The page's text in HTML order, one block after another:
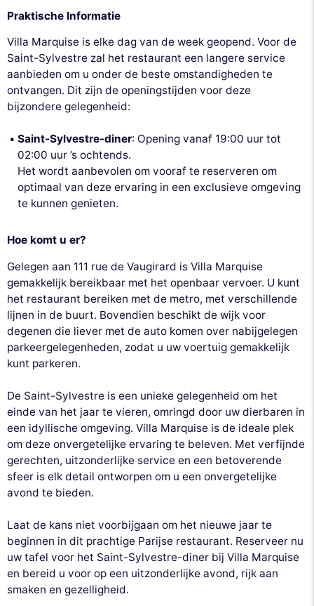
Praktische Informatie
Villa Marquise is elke dag van de week geopend. Voor de
Saint-Sylvestre zal het restaurant een langere service
aanbieden om u onder de beste omstandigheden te
ontvangen. Dit zijn de openingstijden voor deze
bijzondere gelegenheid:
Saint-Sylvestre-diner: Opening vanaf 19:00 uur tot
02:00 uur ’s ochtends.
Het wordt aanbevolen om vooraf te reserveren om
optimaal van deze ervaring in een exclusieve omgeving
te kunnen genieten.
Hoe komt u er?
Gelegen aan 111 rue de Vaugirard is Villa Marquise
gemakkelijk bereikbaar met het openbaar vervoer. U kunt
het restaurant bereiken met de metro, met verschillende
lijnen in de buurt. Bovendien beschikt de wijk voor
degenen die liever met de auto komen over nabijgelegen
parkeergelegenheden, zodat u uw voertuig gemakkelijk
kunt parkeren.
De Saint-Sylvestre is een unieke gelegenheid om het
einde van het jaar te vieren, omringd door uw dierbaren in
een idyllische omgeving. Villa Marquise is de ideale plek
om deze onvergetelijke ervaring te beleven. Met verfijnde
gerechten, uitzonderlijke service en een betoverende
sfeer is elk detail ontworpen om u een onvergetelijke
avond te bieden.
Laat de kans niet voorbijgaan om het nieuwe jaar te
beginnen in dit prachtige Parijse restaurant. Reserveer nu
uw tafel voor het Saint-Sylvestre-diner bij Villa Marquise
en bereid u voor op een uitzonderlijke avond, rijk aan
smaken en gezelligheid.